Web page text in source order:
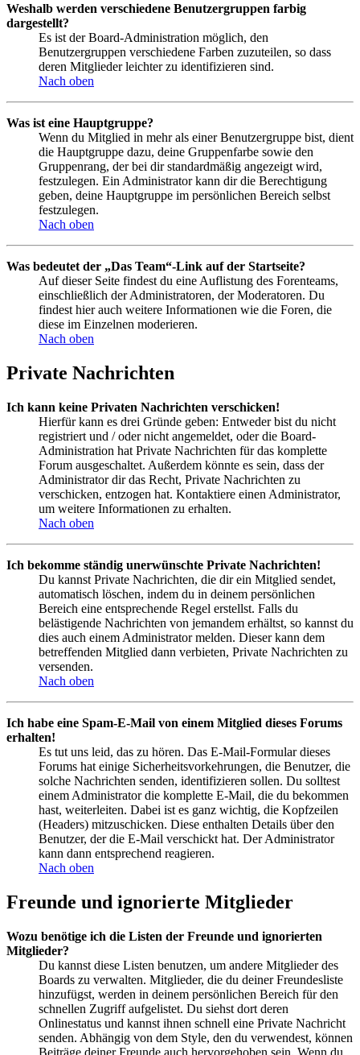
Weshalb werden verschiedene Benutzergruppen farbig
dargestellt?
Es ist der Board-Administration möglich, den
Benutzergruppen verschiedene Farben zuzuteilen, so dass
deren Mitglieder leichter zu identifizieren sind.
Nach oben
Was ist eine Hauptgruppe?
Wenn du Mitglied in mehr als einer Benutzergruppe bist, dient
die Hauptgruppe dazu, deine Gruppenfarbe sowie den
Gruppenrang, der bei dir standardmäßig angezeigt wird,
festzulegen. Ein Administrator kann dir die Berechtigung
geben, deine Hauptgruppe im persönlichen Bereich selbst
festzulegen.
Nach oben
Was bedeutet der „Das Team“-Link auf der Startseite?
Auf dieser Seite findest du eine Auflistung des Forenteams,
einschließlich der Administratoren, der Moderatoren. Du
findest hier auch weitere Informationen wie die Foren, die
diese im Einzelnen moderieren.
Nach oben
Private Nachrichten
Ich kann keine Privaten Nachrichten verschicken!
Hierfür kann es drei Gründe geben: Entweder bist du nicht
registriert und / oder nicht angemeldet, oder die Board-
Administration hat Private Nachrichten für das komplette
Forum ausgeschaltet. Außerdem könnte es sein, dass der
Administrator dir das Recht, Private Nachrichten zu
verschicken, entzogen hat. Kontaktiere einen Administrator,
um weitere Informationen zu erhalten.
Nach oben
Ich bekomme ständig unerwünschte Private Nachrichten!
Du kannst Private Nachrichten, die dir ein Mitglied sendet,
automatisch löschen, indem du in deinem persönlichen
Bereich eine entsprechende Regel erstellst. Falls du
belästigende Nachrichten von jemandem erhältst, so kannst du
dies auch einem Administrator melden. Dieser kann dem
betreffenden Mitglied dann verbieten, Private Nachrichten zu
versenden.
Nach oben
Ich habe eine Spam-E-Mail von einem Mitglied dieses Forums
erhalten!
Es tut uns leid, das zu hören. Das E-Mail-Formular dieses
Forums hat einige Sicherheitsvorkehrungen, die Benutzer, die
solche Nachrichten senden, identifizieren sollen. Du solltest
einem Administrator die komplette E-Mail, die du bekommen
hast, weiterleiten. Dabei ist es ganz wichtig, die Kopfzeilen
(Headers) mitzuschicken. Diese enthalten Details über den
Benutzer, der die E-Mail verschickt hat. Der Administrator
kann dann entsprechend reagieren.
Nach oben
Freunde und ignorierte Mitglieder
Wozu benötige ich die Listen der Freunde und ignorierten
Mitglieder?
Du kannst diese Listen benutzen, um andere Mitglieder des
Boards zu verwalten. Mitglieder, die du deiner Freundesliste
hinzufügst, werden in deinem persönlichen Bereich für den
schnellen Zugriff aufgelistet. Du siehst dort deren
Onlinestatus und kannst ihnen schnell eine Private Nachricht
senden. Abhängig von dem Style, den du verwendest, können
Beiträge deiner Freunde auch hervorgehoben sein. Wenn du